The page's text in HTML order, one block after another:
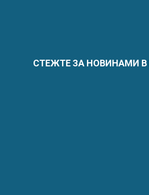
СТЕЖТЕ ЗА НОВИНАМИ В